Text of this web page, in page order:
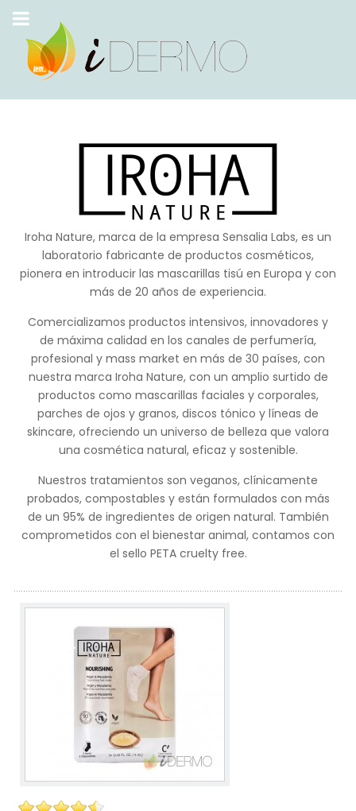
Iroha Nature, marca de la empresa Sensalia Labs, es un
laboratorio fabricante de productos cosméticos,
pionera en introducir las mascarillas tisú en Europa y con
más de 20 años de experiencia.
Comercializamos productos intensivos, innovadores y
de máxima calidad en los canales de perfumería,
profesional y mass market en más de 30 países, con
nuestra marca Iroha Nature, con un amplio surtido de
productos como mascarillas faciales y corporales,
parches de ojos y granos, discos tónico y líneas de
skincare, ofreciendo un universo de belleza que valora
una cosmética natural, eficaz y sostenible.
Nuestros tratamientos son veganos, clínicamente
probados, compostables y están formulados con más
de un 95% de ingredientes de origen natural. También
comprometidos con el bienestar animal, contamos con
el sello PETA cruelty free.